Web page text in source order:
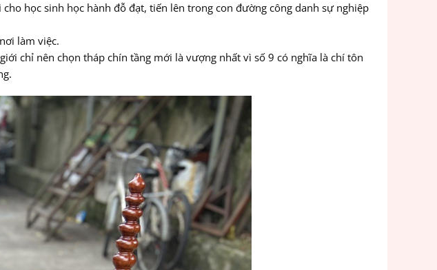
học sinh học hành đỗ đạt, tiến lên trong con đường công danh sự nghiệp
làm việc.
chỉ nên chọn tháp chín tầng mới là vượng nhất vì số 9 có nghĩa là chí tôn